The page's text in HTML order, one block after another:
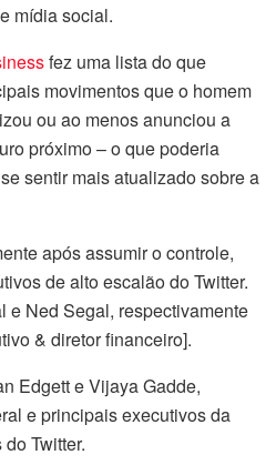
mídia social.
fez uma lista do que
movimentos que o homem
ou ao menos anunciou a
próximo – o que poderia
sentir mais atualizado sobre a
após assumir o controle,
de alto escalão do Twitter.
e Ned Segal, respectivamente
& diretor financeiro].
Edgett e Vijaya Gadde,
e principais executivos da
Twitter.